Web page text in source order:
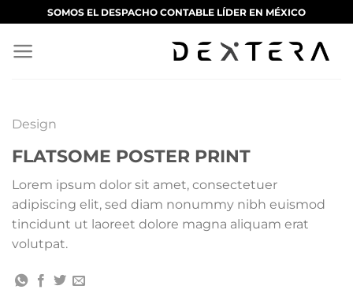
al
contenido
SOMOS EL DESPACHO CONTABLE LÍDER EN MÉXICO
Design
FLATSOME POSTER PRINT
Lorem ipsum dolor sit amet, consectetuer
adipiscing elit, sed diam nonummy nibh euismod
tincidunt ut laoreet dolore magna aliquam erat
volutpat.